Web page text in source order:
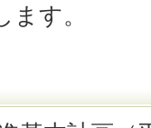
ます。